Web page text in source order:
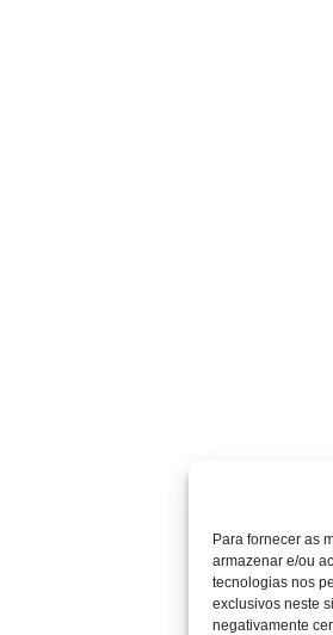
Para fornecer as
armazenar e/ou
tecnologias nos
exclusivos neste
negativamente